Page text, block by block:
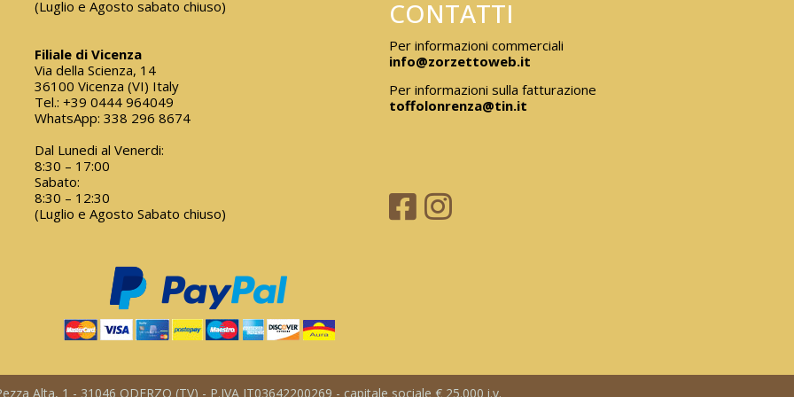
(Luglio e Agosto sabato chiuso)
Filiale di Vicenza
Via della Scienza, 14
36100 Vicenza (VI) Italy
Tel.: +39 0444 964049
WhatsApp: 338 296 8674
Dal Lunedi al Venerdi:
8:30 – 17:00
Sabato:
8:30 – 12:30
(Luglio e Agosto Sabato chiuso)
CONTATTI
Per informazioni commerciali
info@zorzettoweb.it
Per informazioni sulla fatturazione
toffolonrenza@tin.it
Alta, 1 - 31046 ODERZO (TV) - P.IVA IT03642200269 - capitale sociale € 25.000 i.v.